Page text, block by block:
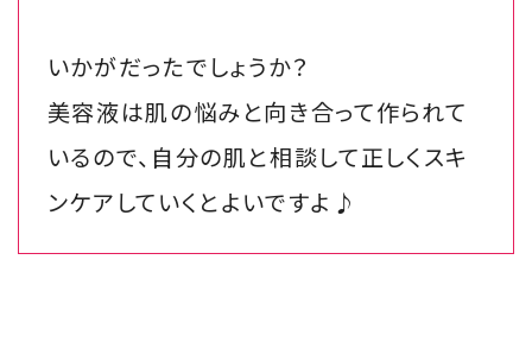
いかがだったでしょうか？
美容液は肌の悩みと向き合って作られて
いるので、自分の肌と相談して正しくスキ
ンケアしていくとよいですよ♪